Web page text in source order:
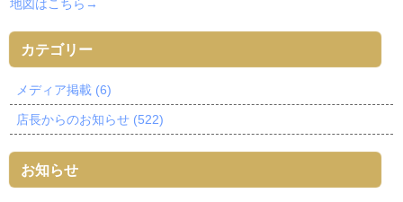
地図はこちら→
カテゴリー
メディア掲載 (6)
店長からのお知らせ (522)
お知らせ